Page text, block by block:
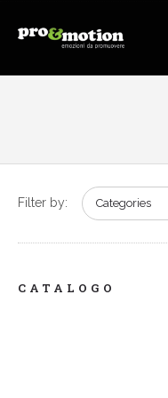
Filter by: Categories
CATALOGO